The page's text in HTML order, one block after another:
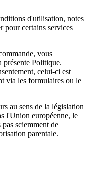
d'utilisation, notes
certains services
vous
présente Politique.
celui-ci est
via les formulaires ou le
au sens de la législation
l'Union européenne, le
sciemment de
parentale.